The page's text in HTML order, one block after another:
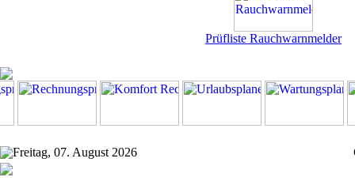
Prüfliste Rauchwarnmelder
Freitag, 07. August 2026